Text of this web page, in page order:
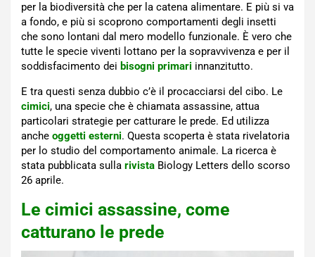
per la biodiversità che per la catena alimentare. E più si va
a fondo, e più si scoprono comportamenti degli insetti
che sono lontani dal mero modello funzionale. È vero che
tutte le specie viventi lottano per la sopravvivenza e per il
soddisfacimento dei bisogni primari innanzitutto.
E tra questi senza dubbio c’è il procacciarsi del cibo. Le
cimici, una specie che è chiamata assassine, attua
particolari strategie per catturare le prede. Ed utilizza
anche oggetti esterni. Questa scoperta è stata rivelatoria
per lo studio del comportamento animale. La ricerca è
stata pubblicata sulla rivista Biology Letters dello scorso
26 aprile.
Le cimici assassine, come
catturano le prede